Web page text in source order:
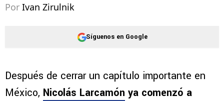
Por Ivan Zirulnik
Síguenos en Google
Después de cerrar un capítulo importante en
México, Nicolás Larcamón ya comenzó a